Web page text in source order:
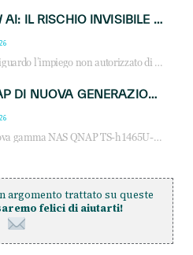
SHADOW AI: IL RISCHIO INVISIBILE CHE LE AZIENDE POSSONO GOVERNARE
Shadow AI riguardo l’impiego non autorizzato di sistemi AI all’interno dell’azienda. E’ una pratica che si diffonde a partire dai dipendenti fino ai dirigenti e mette a repentaglio la cybersecurity, con costi più elevati per le organizzazioni. Due recenti report illustrano il fenomeno e forniscono dati in merito
NAS QNAP DI NUOVA GENERAZIONE: PIÙ PRESTAZIONI, SCALABILITÀ E PROTEZIONE DEI DATI PER LE INFRASTRUTTURE IT MODERNE
Scopri la nuova gamma NAS QNAP TS-h1465U-RP, TS-h1065eU e TS-h665U: storage aziendale con ZFS, DDR5, E1.S NVMe e connettività 2.5GbE per backup, virtualizzazione e cybersecurity.
argomento trattato su queste
felici di aiutarti!